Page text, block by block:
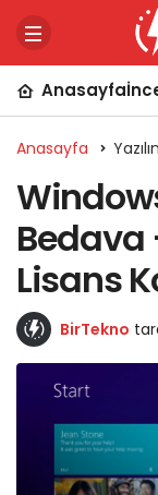
Anasayfa
Anasayfa
Bedava
Lisans
BirTekno